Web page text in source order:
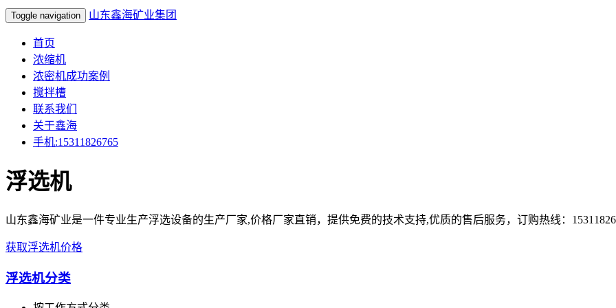
Toggle navigation 山东鑫海矿业集团
首页
浓缩机
浓密机成功案例
搅拌槽
联系我们
关于鑫海
手机:15311826765
浮选机
山东鑫海矿业是一件专业生产浮选设备的生产厂家,价格厂家直销，提供免费的技术支持,优质的售后服务，订购热线：
获取浮选机价格
浮选机分类